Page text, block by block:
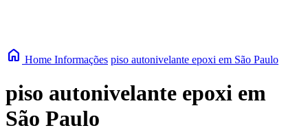
home Home Informações piso autonivelante epoxi em São Paulo
piso autonivelante epoxi em
São Paulo